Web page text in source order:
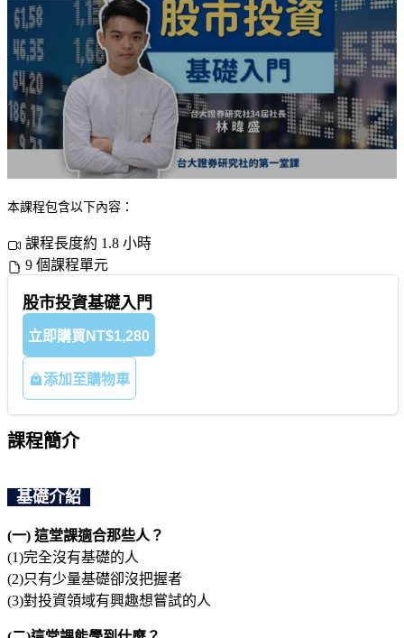
本課程包含以下內容：
課程長度約 1.8 小時
9 個課程單元
股市投資基礎入門
立即購買 NT$1,280
添加至購物車
課程簡介
基礎介紹
(一) 這堂課適合那些人？
(1)完全沒有基礎的人
(2)只有少量基礎卻沒把握者
(3)對投資領域有興趣想嘗試的人